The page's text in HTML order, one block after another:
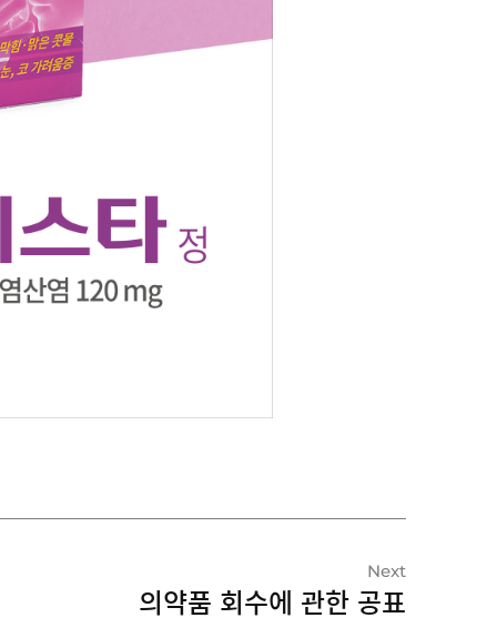
Next
의약품 회수에 관한 공표